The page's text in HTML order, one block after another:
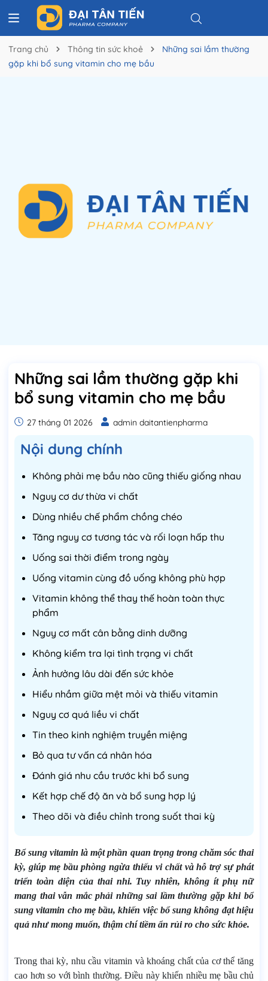
Trang chủ Thông tin sức khoẻ
Những sai lầm thường
gặp khi bổ sung vitamin cho mẹ bầu
Những sai lầm thường gặp khi
bổ sung vitamin cho mẹ bầu
27 tháng 01 2026 admin daitantienpharma
Nội dung chính
Không phải mẹ bầu nào cũng thiếu giống nhau
Nguy cơ dư thừa vi chất
Dùng nhiều chế phẩm chồng chéo
Tăng nguy cơ tương tác và rối loạn hấp thu
Uống sai thời điểm trong ngày
Uống vitamin cùng đồ uống không phù hợp
Vitamin không thể thay thế hoàn toàn thực
phẩm
Nguy cơ mất cân bằng dinh dưỡng
Không kiểm tra lại tình trạng vi chất
Ảnh hưởng lâu dài đến sức khỏe
Hiểu nhầm giữa mệt mỏi và thiếu vitamin
Nguy cơ quá liều vi chất
Tin theo kinh nghiệm truyền miệng
Bỏ qua tư vấn cá nhân hóa
Đánh giá nhu cầu trước khi bổ sung
Kết hợp chế độ ăn và bổ sung hợp lý
Theo dõi và điều chỉnh trong suốt thai kỳ
Bổ sung vitamin là một phần quan trọng trong chăm sóc thai
kỳ, giúp mẹ bầu phòng ngừa thiếu vi chất và hỗ trợ sự phát
triển toàn diện của thai nhi. Tuy nhiên, không ít phụ nữ
mang thai vẫn mắc phải những sai lầm thường gặp khi bổ
sung vitamin cho mẹ bầu, khiến việc bổ sung không đạt hiệu
quả như mong muốn, thậm chí tiềm ẩn rủi ro cho sức khỏe.
Trong thai kỳ, nhu cầu vitamin và khoáng chất của cơ thể tăng
cao hơn so với bình thường. Điều này khiến nhiều mẹ bầu chủ